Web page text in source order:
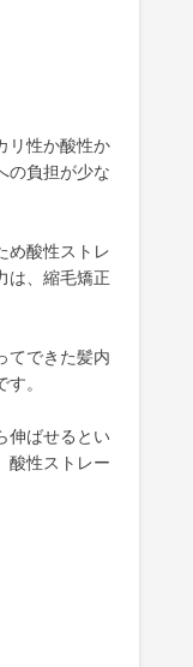
リ性か酸性か
の負担が少な
め酸性ストレ
は、縮毛矯正
てできた髪内
。
伸ばせるとい
酸性ストレー